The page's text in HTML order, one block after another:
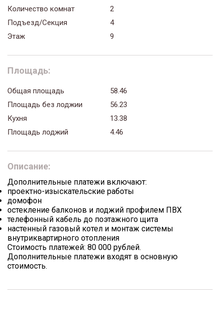
Количество комнат
2
Подъезд/Секция
4
Этаж
9
Площадь:
Общая площадь
58.46
Площадь без лоджии
56.23
Кухня
13.38
Площадь лоджий
4.46
Описание:
Дополнительные платежи включают:
проектно-изыскательские работы
домофон
остекление балконов и лоджий профилем ПВХ
телефонный кабель до поэтажного щита
настенный газовый котел и монтаж системы
внутриквартирного отопления
Стоимость платежей: 80 000 рублей.
Дополнительные платежи входят в основную
стоимость.